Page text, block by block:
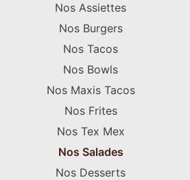
Nos Assiettes
Nos Burgers
Nos Tacos
Nos Bowls
Nos Maxis Tacos
Nos Frites
Nos Tex Mex
Nos Salades
Nos Desserts